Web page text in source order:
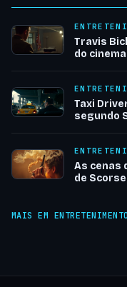
Travis
do cinema
Taxi
segundo
As cenas
de
MAIS EM ENTRETENIMENTO